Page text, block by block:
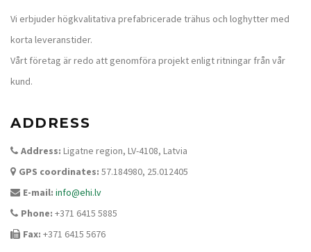
Vi erbjuder högkvalitativa prefabricerade trähus och loghytter med
korta leveranstider.
Vårt företag är redo att genomföra projekt enligt ritningar från vår
kund.
ADDRESS
Address: Ligatne region, LV-4108, Latvia
GPS coordinates: 57.184980, 25.012405
E-mail: info@ehi.lv
Phone: +371 6415 5885
Fax: +371 6415 5676